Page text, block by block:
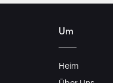
Um
Heim